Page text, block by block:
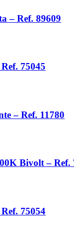
– Ref. 89609
75045
– Ref. 11780
Bivolt – Ref.
75054